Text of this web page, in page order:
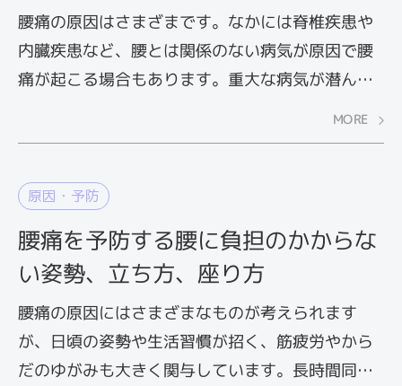
腰痛の原因はさまざまです。なかには脊椎疾患や
内臓疾患など、腰とは関係のない病気が原因で腰
痛が起こる場合もあります。重大な病気が潜んで
いる場合もあるので、腰痛が長引くときには、早
めに医療機関を受診しましょう。
MORE
原因・予防
腰痛を予防する腰に負担のかからな
い姿勢、立ち方、座り方
腰痛の原因にはさまざまなものが考えられます
が、日頃の姿勢や生活習慣が招く、筋疲労やから
だのゆがみも大きく関与しています。長時間同じ